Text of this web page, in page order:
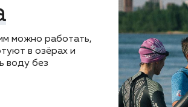
можно работать,
в озёрах и
воду без